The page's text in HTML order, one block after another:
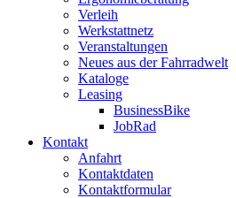
Verleih
Werkstattnetz
Veranstaltungen
Neues aus der Fahrradwelt
Kataloge
Leasing
BusinessBike
JobRad
Kontakt
Anfahrt
Kontaktdaten
Kontaktformular